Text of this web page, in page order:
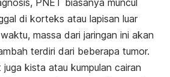
PNET biasanya muncul
di korteks atau lapisan luar
massa dari jaringan ini akan
terdiri dari beberapa tumor.
kista atau kumpulan cairan